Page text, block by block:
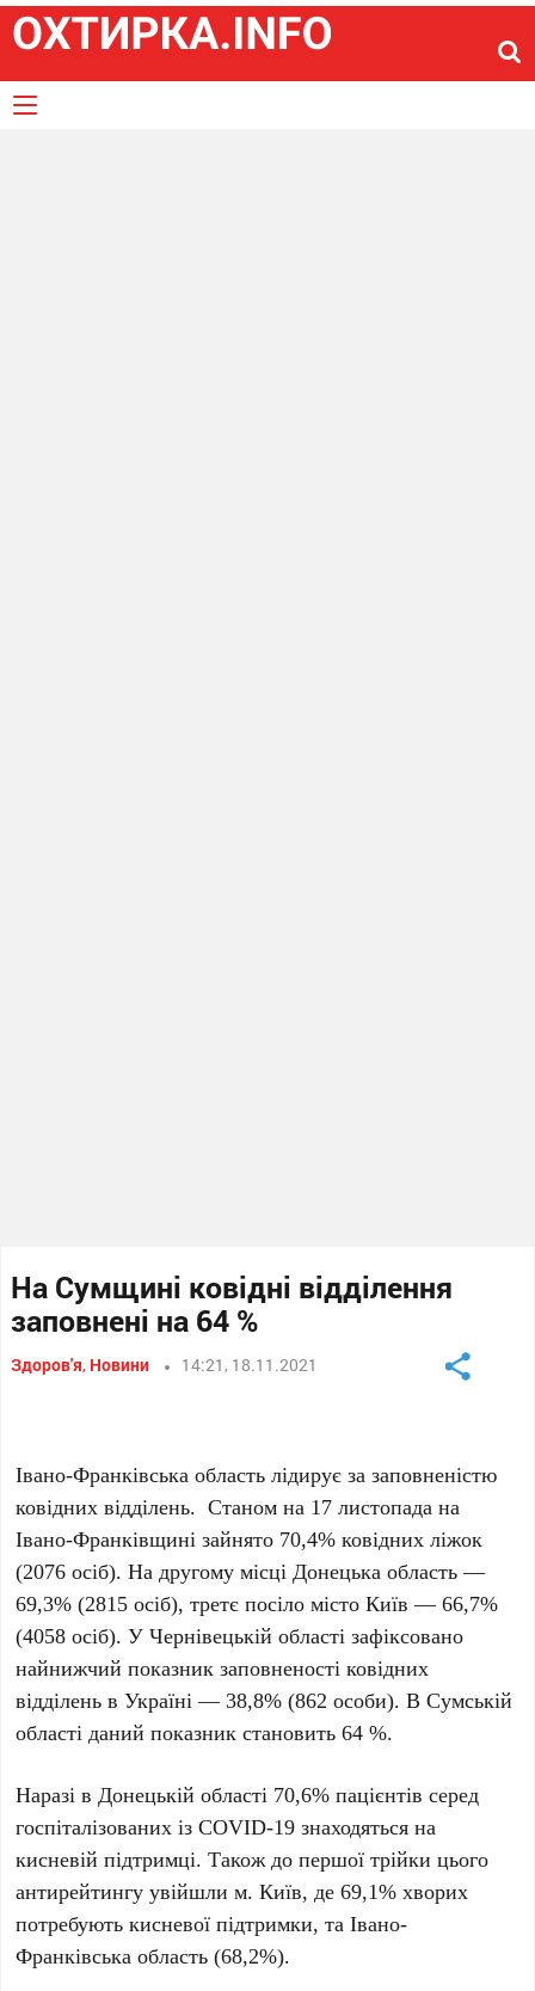
На Сумщині ковідні відділення
заповнені на 64 %
Здоров'я, Новини 14:21, 18.11.2021
Івано-Франківська область лідирує за заповненістю
ковідних відділень. Станом на 17 листопада на
Івано-Франківщині зайнято 70,4% ковідних ліжок
(2076 осіб). На другому місці Донецька область —
69,3% (2815 осіб), третє посіло місто Київ — 66,7%
(4058 осіб). У Чернівецькій області зафіксовано
найнижчий показник заповненості ковідних
відділень в Україні — 38,8% (862 особи). В Сумській
області даний показник становить 64 %.
Наразі в Донецькій області 70,6% пацієнтів серед
госпіталізованих із COVID-19 знаходяться на
кисневій підтримці. Також до першої трійки цього
антирейтингу увійшли м. Київ, де 69,1% хворих
потребують кисневої підтримки, та Івано-
Франківська область (68,2%).